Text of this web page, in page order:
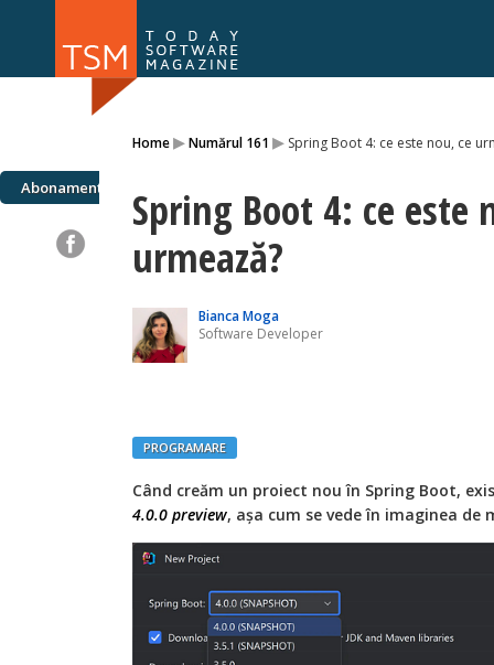
Home▸Numărul 161 ▸ Spring Boot 4: ce este nou, ce
Abonamente
Spring Boot 4: ce este
urmează?
Bianca Moga
Software Developer
PROGRAMARE
Când creăm un proiect nou în Spring Boot,
4.0.0 preview, așa cum se vede în imaginea de